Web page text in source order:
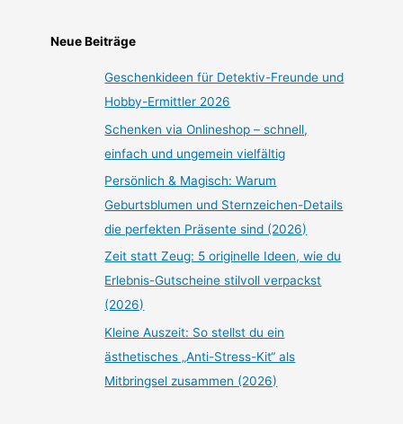
Neue Beiträge
Geschenkideen für Detektiv-Freunde und
Hobby-Ermittler 2026
Schenken via Onlineshop – schnell,
einfach und ungemein vielfältig
Persönlich & Magisch: Warum
Geburtsblumen und Sternzeichen-Details
die perfekten Präsente sind (2026)
Zeit statt Zeug: 5 originelle Ideen, wie du
Erlebnis-Gutscheine stilvoll verpackst
(2026)
Kleine Auszeit: So stellst du ein
ästhetisches „Anti-Stress-Kit“ als
Mitbringsel zusammen (2026)